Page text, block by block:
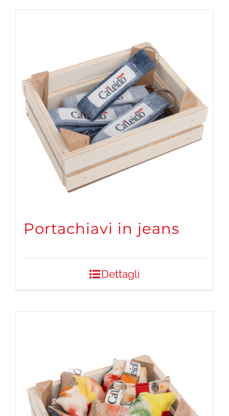
Portachiavi in jeans
Dettagli